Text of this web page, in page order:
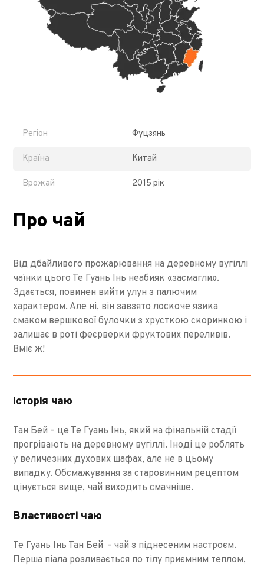
Регіон Фуцзянь
Країна Китай
Врожай 2015 рік
Про чай
Від дбайливого прожарювання на деревному вугіллі
чаїнки цього Те Гуань Інь неабияк «засмагли».
Здається, повинен вийти улун з палючим
характером. Але ні, він завзято лоскоче язика
смаком вершкової булочки з хрусткою скоринкою і
залишає в роті феєрверки фруктових переливів.
Вміє ж!
Історія чаю
Тан Бей – це Те Гуань Інь, який на фінальній стадії
прогрівають на деревному вугіллі. Іноді це роблять
у величезних духових шафах, але не в цьому
випадку. Обсмажування за старовинним рецептом
цінується вище, чай виходить смачніше.
Властивості чаю
Те Гуань Інь Тан Бей - чай ​​з піднесеним настроєм.
Перша піала розливається по тілу приємним теплом,